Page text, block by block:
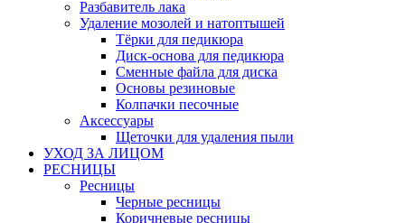
Разбавитель лака
Удаление мозолей и натоптышей
Тёрки для педикюра
Диск-основа для педикюра
Сменные файла для диска
Основы резиновые
Колпачки песочные
Аксессуары
Щеточки для удаления пыли
УХОД ЗА ЛИЦОМ
РЕСНИЦЫ
Ресницы
Черные ресницы
Коричневые ресницы